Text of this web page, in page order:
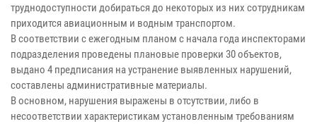
труднодоступности добираться до некоторых из них сотрудникам
приходится авиационным и водным транспортом.
В соответствии с ежегодным планом с начала года инспекторами
подразделения проведены плановые проверки 30 объектов,
выдано 4 предписания на устранение выявленных нарушений,
составлены административные материалы.
В основном, нарушения выражены в отсутствии, либо в
несоответствии характеристикам установленным требованиям